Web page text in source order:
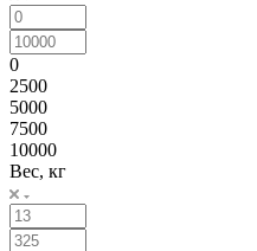
0
2500
5000
7500
10000
Вес, кг